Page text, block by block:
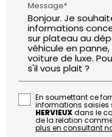
Message*
En soumettant ce
informations saisies
HERVIEUXdans le
de la relation
plus en consultant